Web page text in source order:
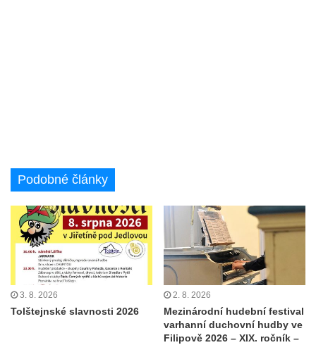
Podobné články
3. 8. 2026
Tolštejnské slavnosti 2026
2. 8. 2026
Mezinárodní hudební festival
varhanní duchovní hudby ve
Filipově 2026 – XIX. ročník –